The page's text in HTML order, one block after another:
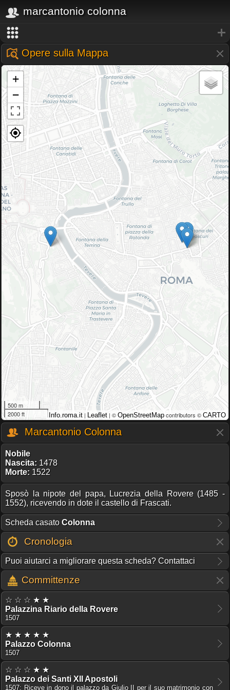
marcantonio colonna
Opere sulla Mappa
+
−
500 m
2000 ft
Info.roma.it | Leaflet | © OpenStreetMap contributors © CARTO
Marcantonio Colonna
Nobile
Nascita: 1478
Morte: 1522
Sposò la nipote del papa, Lucrezia della Rovere (1485 -
1552), ricevendo in dote il castello di Frascati.
Scheda casato Colonna
Cronologia
Puoi aiutarci a migliorare questa scheda? Contattaci
Committenze
☆ ☆ ☆ ★ ★
Palazzina Riario della Rovere
1507
★ ★ ★ ★ ★
Palazzo Colonna
1507
☆ ☆ ☆ ★ ★
Palazzo dei Santi XII Apostoli
1507: Riceve in dono il palazzo da Giulio II per il suo matrimonio con